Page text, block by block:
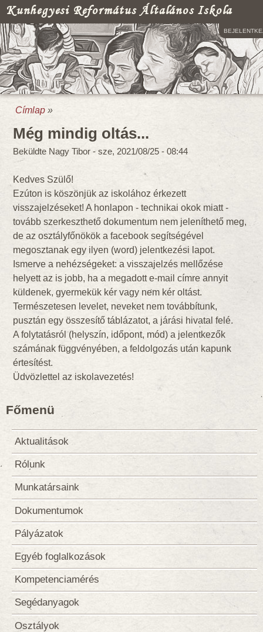
Kunhegyesi Református Általános Iskola
Jelenlegi hely
Címlap »
Még mindig oltás...
Beküldte Nagy Tibor -sze, 2021/08/25 - 08:44
Kedves Szülő!
Ezúton is köszönjük az iskolához érkezett
visszajelzéseket! A honlapon - technikai okok miatt -
tovább szerkeszthető dokumentum nem jeleníthető meg,
de az osztályfőnökök a facebook segítségével
megosztanak egy ilyen (word) jelentkezési lapot.
Ismerve a nehézségeket: a visszajelzés mellőzése
helyett az is jobb, ha a megadott e-mail címre annyit
küldenek, gyermekük kér vagy nem kér oltást.
Természetesen levelet, neveket nem továbbítunk,
pusztán egy összesítő táblázatot, a járási hivatal felé.
A folytatásról (helyszín, időpont, mód) a jelentkezők
számának függvényében, a feldolgozás után kapunk
értesítést.
Üdvözlettel az iskolavezetés!
Főmenü
Aktualitások
Rólunk
Munkatársaink
Dokumentumok
Pályázatok
Egyéb foglalkozások
Kompetenciamérés
Segédanyagok
Osztályok